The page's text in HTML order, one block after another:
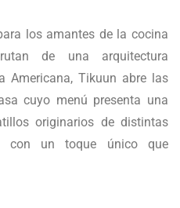
los amantes de la cocina
de una arquitectura
Americana, Tikuun abre las
cuyo menú presenta una
originarios de distintas
con un toque único que